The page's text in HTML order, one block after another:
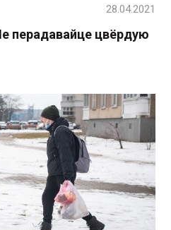
перадавайце цвёрдую
28.04.2021